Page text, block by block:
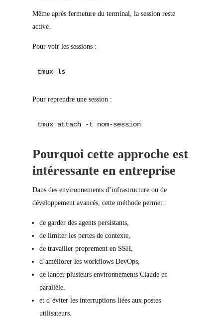
Même après fermeture du terminal, la session reste
active.
Pour voir les sessions :
tmux ls
Pour reprendre une session :
tmux attach -t nom-session
Pourquoi cette approche est
intéressante en entreprise
Dans des environnements d’infrastructure ou de
développement avancés, cette méthode permet :
de garder des agents persistants,
de limiter les pertes de contexte,
de travailler proprement en SSH,
d’améliorer les workflows DevOps,
de lancer plusieurs environnements Claude en
parallèle,
et d’éviter les interruptions liées aux postes
utilisateurs.